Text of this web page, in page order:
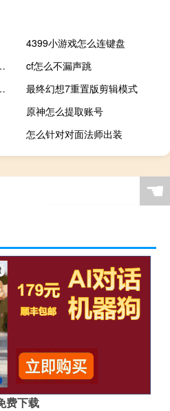
4399小游戏怎么连键盘
批全国药品集中采购
cf怎么不漏声跳
营养健康知识）
最终幻想7重置版剪辑模式
原神怎么提取账号
怎么针对对面法师出装
☚
费下载